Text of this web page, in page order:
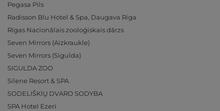
Pegasa Pils
Radisson Blu Hotel & Spa, Daugava Riga
Rīgas Nacionālais zooloģiskais dārzs
Seven Mirrors (Aizkraukle)
Seven Mirrors (Sigulda)
SIGULDA ZOO
Silene Resort & SPA
SODELIŠKIŲ DVARO SODYBA
SPA Hotel Ezeri